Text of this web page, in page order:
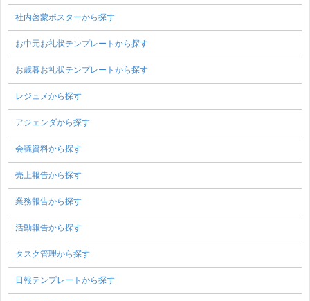
社内啓蒙ポスターから探す
お中元お礼状テンプレートから探す
お歳暮お礼状テンプレートから探す
レジュメから探す
アジェンダから探す
会議資料から探す
売上報告から探す
業務報告から探す
活動報告から探す
タスク管理から探す
日報テンプレートから探す